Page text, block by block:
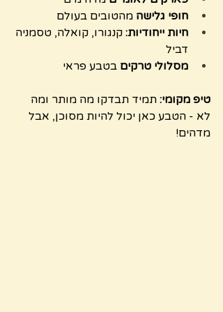
חופי גלישה מהטובים בעולם
חיות ייחודיות: קנגורו, קואלה, טסמניה
דביל
מסלולי טרקים בטבע פראי
טיפ מקומי: תמיד תבדקו מה מותר ומה
לא - הטבע כאן יכול להיות מסוכן, אבל
מדהים!